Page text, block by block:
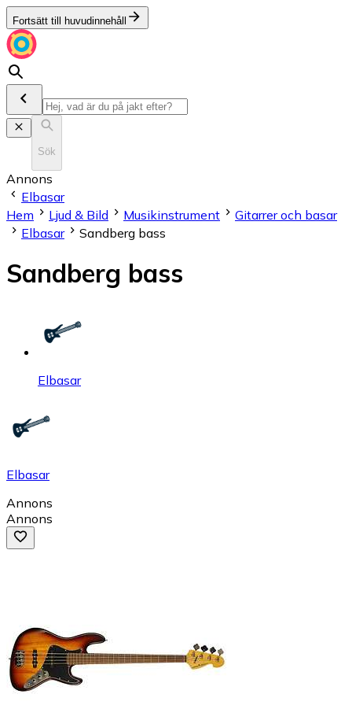
Fortsätt till huvudinnehåll
Sök
Annons
Elbasar
Hem
Ljud & Bild Musikinstrument
Gitarrer och basar
Elbasar
Sandberg bass
Sandberg bass
Elbasar
Elbasar
Annons
Annons